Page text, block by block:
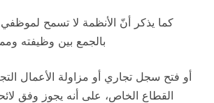
كما يذكر أنّ الأنظمة لا تسمح
بالجمع بين وظيفته
أو فتح سجل تجاري أو مزاولة الأعمال
القطاع الخاص، على أنه يجوز وفق